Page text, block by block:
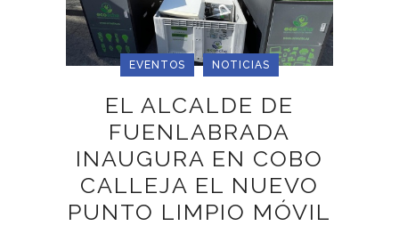
EVENTOS NOTICIAS
EL ALCALDE DE
FUENLABRADA
INAUGURA EN COBO
CALLEJA EL NUEVO
PUNTO LIMPIO MÓVIL